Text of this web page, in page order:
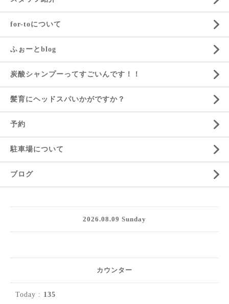
for-toについて
ふぉーとblog
炭酸シャンプーってすごいんです！！
髪育にヘッドスパいかがですか？
予約
駐車場について
ブログ
2026.08.09 Sunday
カウンター
Today : 135